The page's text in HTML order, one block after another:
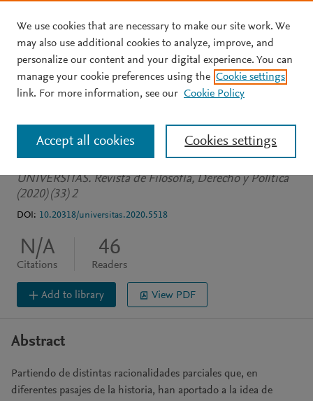
Skip to main content
JOURNAL ARTICLE OPEN ACCESS
La idea de persona y
dignidad humana
Bustamante Alarcón R
UNIVERSITAS. Revista de Filosofía, Derecho y Política
(2020) (33) 2
DOI: 10.20318/universitas.2020.5518
N/A
Citations
46
Readers
Add to library View PDF
Abstract
Partiendo de distintas racionalidades parciales que, en
diferentes pasajes de la historia, han aportado a la idea de
We use cookies that are necessary to make our site work. We
may also use additional cookies to analyze, improve, and
personalize our content and your digital experience. You can
manage your cookie preferences using the Cookie settings
link. For more information, see our Cookie Policy
Cookies settings
Accept all cookies